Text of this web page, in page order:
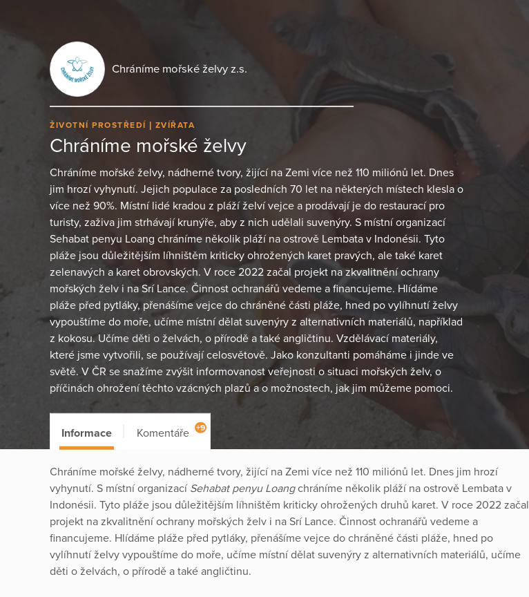
Chráníme mořské želvy z.s.
ŽIVOTNÍ PROSTŘEDÍ ZVÍŘATA
Chráníme mořské želvy
Chráníme mořské želvy, nádherné tvory, žijící na Zemi více než 110 miliónů let. Dnes
jim hrozí vyhynutí. Jejich populace za posledních 70 let na některých místech klesla o
více než 90%. Místní lidé kradou z pláží želví vejce a prodávají je do restaurací pro
turisty, zaživa jim strhávají krunýře, aby z nich udělali suvenýry. S místní organizací
Sehabat penyu Loang chráníme několik pláží na ostrově Lembata v Indonésii. Tyto
pláže jsou důležitějším líhništěm kriticky ohrožených karet pravých, ale také karet
zelenavých a karet obrovských. V roce 2022 začal projekt na zkvalitnění ochrany
mořských želv i na Srí Lance. Činnost ochranářů vedeme a financujeme. Hlídáme
pláže před pytláky, přenášíme vejce do chráněné části pláže, hned po vylíhnutí želvy
vypouštíme do moře, učíme místní dělat suvenýry z alternativních materiálů, například
z kokosu. Učíme děti o želvách, o přírodě a také angličtinu. Vzdělávací materiály,
které jsme vytvořili, se používají celosvětově. Jako konzultanti pomáháme i jinde ve
světě. V ČR se snažíme zvýšit informovanost veřejnosti o situaci mořských želv, o
příčinách ohrožení těchto vzácných plazů a o možnostech, jak jim můžeme pomoci.
Informace Komentáře +9
Chráníme mořské želvy, nádherné tvory, žijící na Zemi více než 110 miliónů let. Dnes jim hrozí
vyhynutí. S místní organizací Sehabat penyu Loangchráníme několik pláží na ostrově Lembata v
Indonésii. Tyto pláže jsou důležitějším líhništěm kriticky ohrožených druhů karet. V roce 2022 začal
projekt na zkvalitnění ochrany mořských želv i na Srí Lance. Činnost ochranářů vedeme a
financujeme. Hlídáme pláže před pytláky, přenášíme vejce do chráněné části pláže, hned po
vylíhnutí želvy vypouštíme do moře, učíme místní dělat suvenýry z alternativních materiálů, učíme
děti o želvách, o přírodě a také angličtinu.